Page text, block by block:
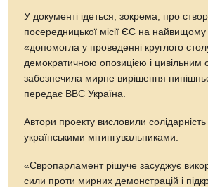
У документі ідеться, зокрема, про
посередницької місії ЄС на найвищому
«допомогла у проведенні круглого
демократичною опозицією і цивільним
забезпечила мирне вирішення
передає ВВС Україна.
Автори проекту висловили солідарність
українськими мітингувальниками.
«Європарламент рішуче засуджує
сили проти мирних демонстрацій і